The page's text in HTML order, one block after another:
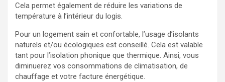
Cela permet également de réduire les variations de
température à l’intérieur du logis.
Pour un logement sain et confortable, l’usage d’isolants
naturels et/ou écologiques est conseillé. Cela est valable
tant pour l’isolation phonique que thermique. Ainsi, vous
diminuerez vos consommations de climatisation, de
chauffage et votre facture énergétique.